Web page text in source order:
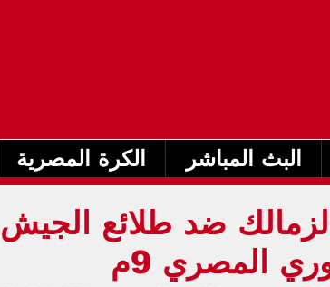
البث المباشر الكرة المصرية